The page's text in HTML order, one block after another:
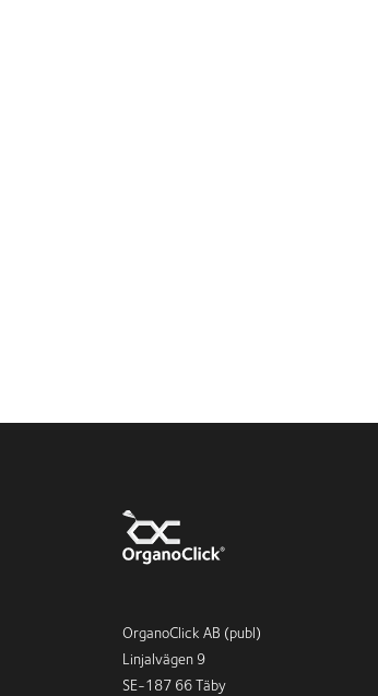
OrganoClick AB (publ)
Linjalvägen 9
SE-187 66 Täby